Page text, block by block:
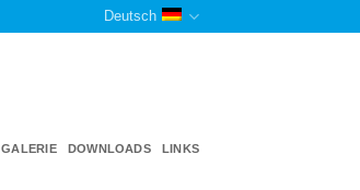
Deutsch
GALERIE DOWNLOADS LINKS